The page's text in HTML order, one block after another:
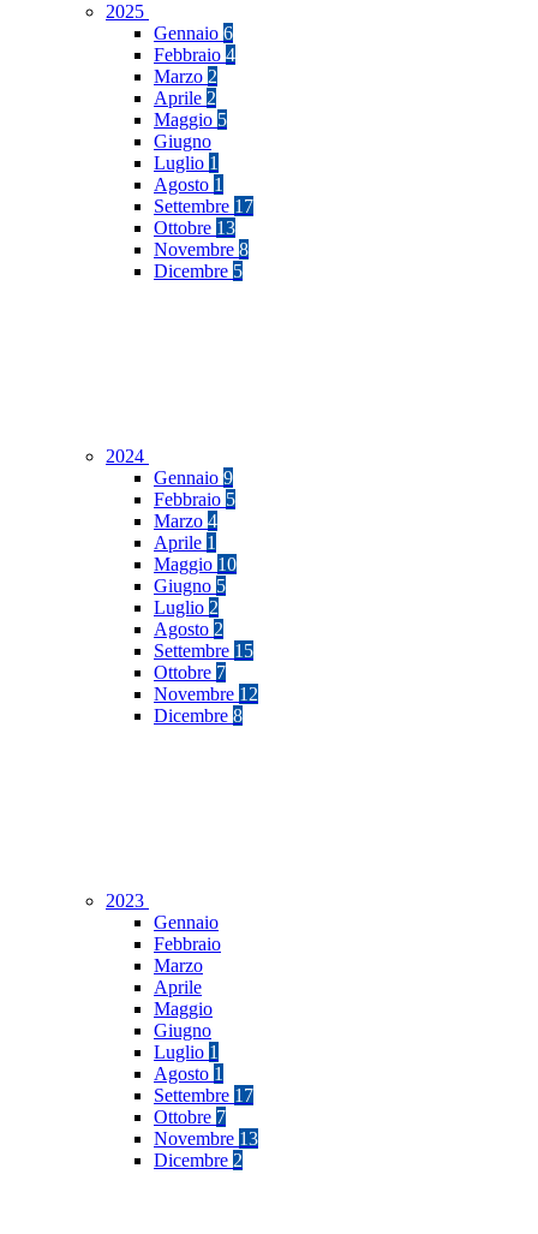
2025
Gennaio 6
Febbraio 4
Marzo 2
Aprile 2
Maggio 5
Giugno
Luglio 1
Agosto 1
Settembre 17
Ottobre 13
Novembre 8
Dicembre 5
2024
Gennaio 9
Febbraio 5
Marzo 4
Aprile 1
Maggio 10
Giugno 5
Luglio 2
Agosto 2
Settembre 15
Ottobre 7
Novembre 12
Dicembre 8
2023
Gennaio
Febbraio
Marzo
Aprile
Maggio
Giugno
Luglio 1
Agosto 1
Settembre 17
Ottobre 7
Novembre 13
Dicembre 2